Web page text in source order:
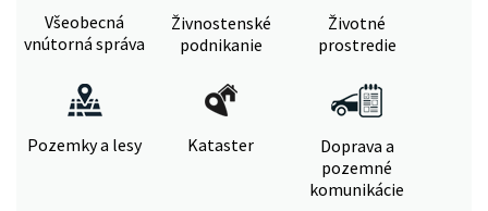
Všeobecná
vnútorná správa
Živnostenské
podnikanie
Životné
prostredie
Pozemky a lesy Kataster
Doprava a
pozemné
komunikácie